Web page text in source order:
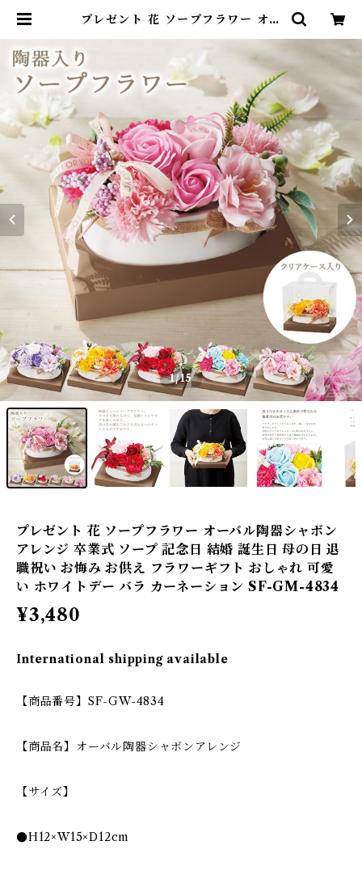
プレゼント 花 ソープフラワー オー
退職祝い お悔み お供え フラワーギ
フト おしゃれ 可愛い ホワイトデー
バラ カーネーション SF-GM-483
4 | DearKM ❤︎フレンチブルドッ
1/15
プレゼント 花 ソープフラワー オーバル陶器シャボン
アレンジ 卒業式 ソープ 記念日 結婚 誕生日 母の日 退
職祝い お悔み お供え フラワーギフト おしゃれ 可愛
い ホワイトデー バラ カーネーション SF-GM-4834
¥3,480
International shipping available
【商品番号】SF-GW-4834
【商品名】オーバル陶器シャボンアレンジ
【サイズ】
●H12×W15×D12cm